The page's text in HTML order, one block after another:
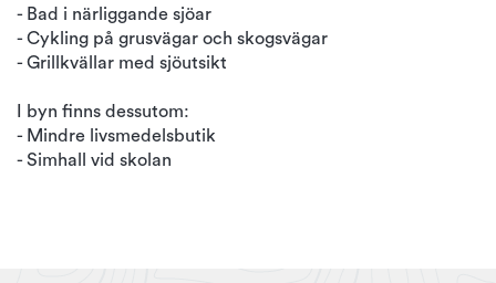
- Bad i närliggande sjöar
- Cykling på grusvägar och skogsvägar
- Grillkvällar med sjöutsikt
I byn finns dessutom:
- Mindre livsmedelsbutik
- Simhall vid skolan